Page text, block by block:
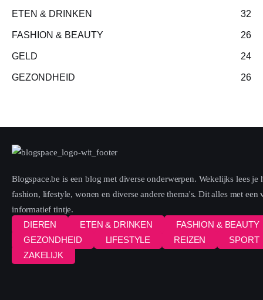
ETEN & DRINKEN 32
FASHION & BEAUTY 26
GELD 24
GEZONDHEID 26
Blogspace.be is een blog met diverse onderwerpen. Wekelijks lees je
fashion, lifestyle, wonen en diverse andere thema's. Dit alles met een
informatief tintje.
DIEREN ETEN & DRINKEN
FASHION & BEAUTY
GEZONDHEID
LIFESTYLE REIZEN
SPORT
ZAKELIJK